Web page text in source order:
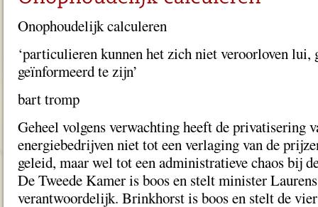
Onophoudelijk calculeren
‘particulieren kunnen het zich niet veroorloven lui,
geïnformeerd te zijn’
bart tromp
Geheel volgens verwachting heeft de privatisering
energiebedrijven niet tot een verlaging van de
geleid, maar wel tot een administratieve chaos bij
De Tweede Kamer is boos en stelt minister
verantwoordelijk. Brinkhorst is boos en stelt de vier